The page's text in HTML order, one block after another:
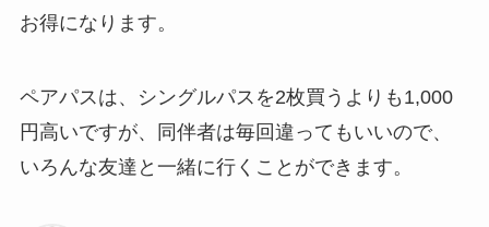
お得になります。
ペアパスは、シングルパスを2枚買うよりも1,000
円高いですが、同伴者は毎回違ってもいいので、
いろんな友達と一緒に行くことができます。